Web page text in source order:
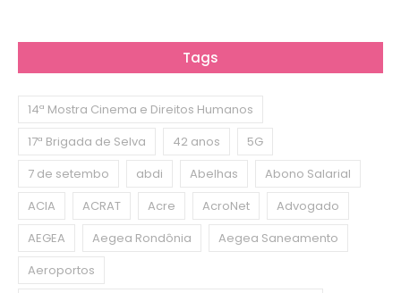
Tags
14ª Mostra Cinema e Direitos Humanos
17ª Brigada de Selva
42 anos
5G
7 de setembo
abdi Abelhas
Abono Salarial
ACIA
ACRAT Acre AcroNet
Advogado
AEGEA
Aegea Rondônia
Aegea Saneamento
Aeroportos